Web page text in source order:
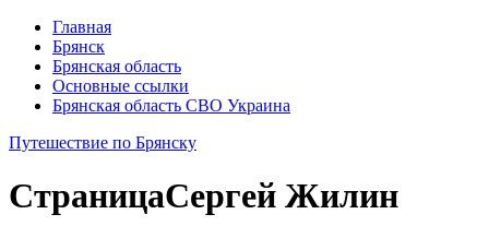
Главная
Брянск
Брянская область
Основные ссылки
Брянская область СВО Украина
Путешествие по Брянску
СтраницаСергей Жилин